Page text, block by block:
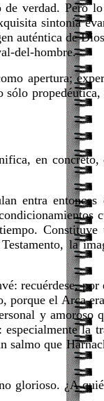
verdad. Pero
sintonía
auténtica de
del-hombre.
apertura;
en concreto,
entra
la
recuérdese,
porque el Arca
y amoroso
la
que
glorioso. ¿A